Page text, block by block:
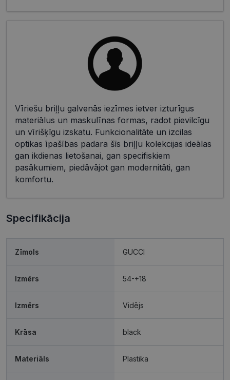
Vīriešu briļļu galvenās iezīmes ietver izturīgus
materiālus un maskulīnas formas, radot pievilcīgu
un vīrišķīgu izskatu. Funkcionalitāte un izcilas
optikas īpašības padara šīs briļļu kolekcijas ideālas
gan ikdienas lietošanai, gan specifiskiem
pasākumiem, piedāvājot gan modernitāti, gan
komfortu.
Specifikācija
Zīmols GUCCI
Izmērs 54-+18
Izmērs Vidējs
Krāsa black
Materiāls Plastika